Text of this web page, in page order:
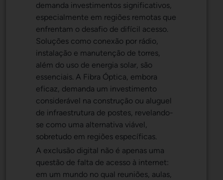
demanda investimentos significativos,
especialmente em regiões remotas que
enfrentam o desafio de difícil acesso.
Soluções como conexão por rádio,
instalação e manutenção de torres,
além do uso de energia solar, são
essenciais. A Fibra Óptica, embora
eficaz, demanda um investimento
considerável na construção ou aluguel
de infraestrutura de postes, revelando-
se como uma alternativa viável,
sobretudo em regiões específicas.
A exclusão digital não é apenas uma
questão de falta de acesso à internet:
em um mundo no qual reuniões, aulas,